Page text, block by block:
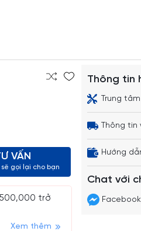
VẤN
gọi lại cho bạn
trở
Xem thêm
Thông tin
Trung
Thông tin
Hướng
Chat với
Facebook